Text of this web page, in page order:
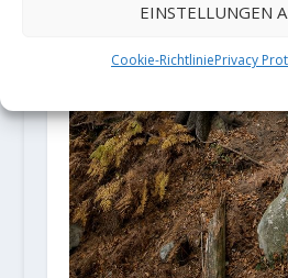
EINSTELLUNGEN
Cookie-RichtliniePrivacy